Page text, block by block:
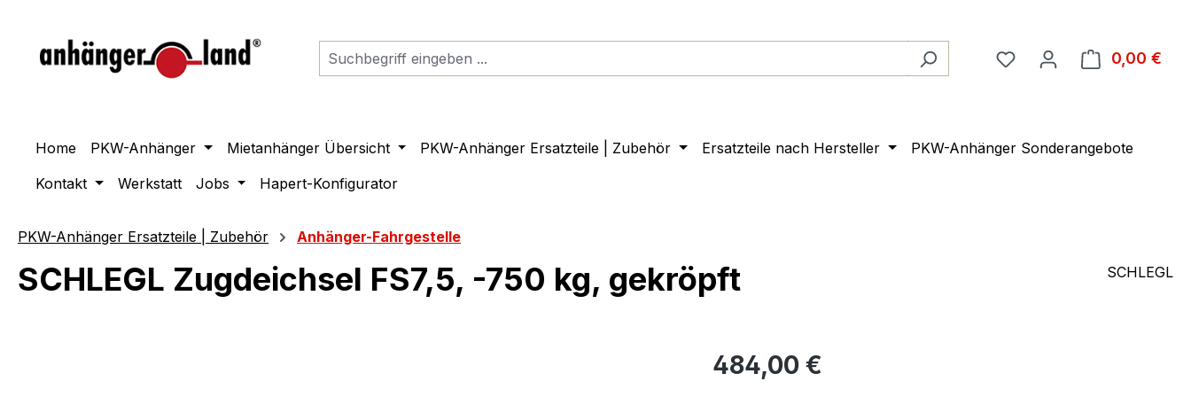
0,00 €
Home PKW-Anhänger Mietanhänger Übersicht PKW-Anhänger Ersatzteile | Zubehör Ersatzteile nach Hersteller
PKW-Anhänger Sonderangebote
Kontakt
Werkstatt Jobs Hapert-Konfigurator
PKW-Anhänger Ersatzteile | Zubehör Anhänger-Fahrgestelle
SCHLEGL Zugdeichsel FS7,5, -750 kg, gekröpft SCHLEGL
484,00 €